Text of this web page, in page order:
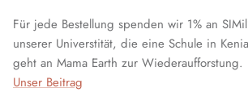
Für jede Bestellung spenden wir 1% an
unserer Universtität, die eine Schule in
geht an Mama Earth zur Wiederaufforstung.
Unser Beitrag